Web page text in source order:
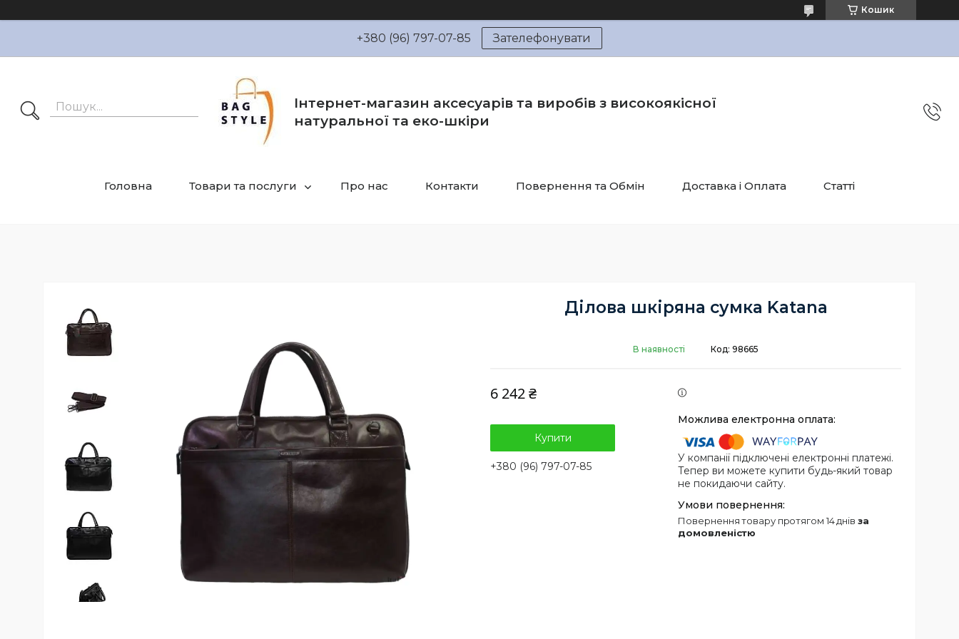
Кошик
+380 (96) 797-07-85 Зателефонувати
Інтернет-магазин аксесуарів та виробів з високоякісної
натуральної та еко-шкіри
Головна Товари та послуги Про нас Контакти Повернення та Обмін Доставка і Оплата Статті
Ділова шкіряна сумка Katana
В наявності Код: 98665
6 242 ₴
Купити
+380 (96) 797-07-85
У компанії підключені електронні платежі.
Тепер ви можете купити будь-який товар
не покидаючи сайту.
повернення товару протягом 14 днів за
домовленістю